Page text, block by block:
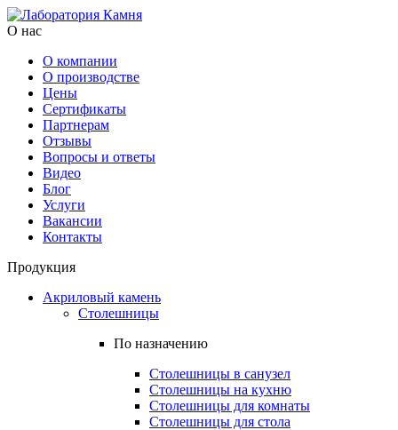
О нас
О компании
О производстве
Цены
Cертификаты
Партнерам
Отзывы
Вопросы и ответы
Видео
Блог
Услуги
Вакансии
Контакты
Продукция
Акриловый камень
Столешницы
По назначению
Столешницы в санузел
Столешницы на кухню
Столешницы для комнаты
Столешницы для стола